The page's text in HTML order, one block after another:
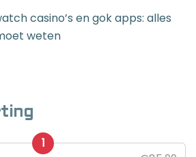
casino’s en gok apps: alles
weten
1